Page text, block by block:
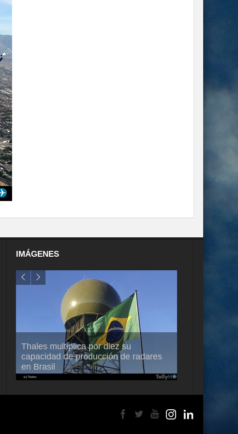
IMÁGENES
Thales multiplica por diez su
capacidad de producción de radares
en Brasil